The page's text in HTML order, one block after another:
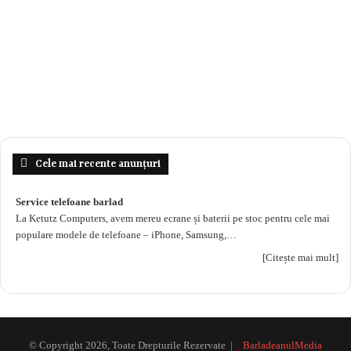
Cele mai recente anunțuri
Service telefoane barlad
La Ketutz Computers, avem mereu ecrane și baterii pe stoc pentru cele mai
populare modele de telefoane – iPhone, Samsung,…
[Citește mai mult]
© Copyright 2026, Toate Drepturile Rezervate | BarladeanulMedia